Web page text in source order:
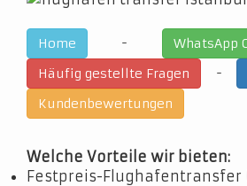
Home - WhatsApp
Häufig gestellte Fragen
-
Kundenbewertungen
Welche Vorteile wir bieten:
Festpreis-Flughafentransfer